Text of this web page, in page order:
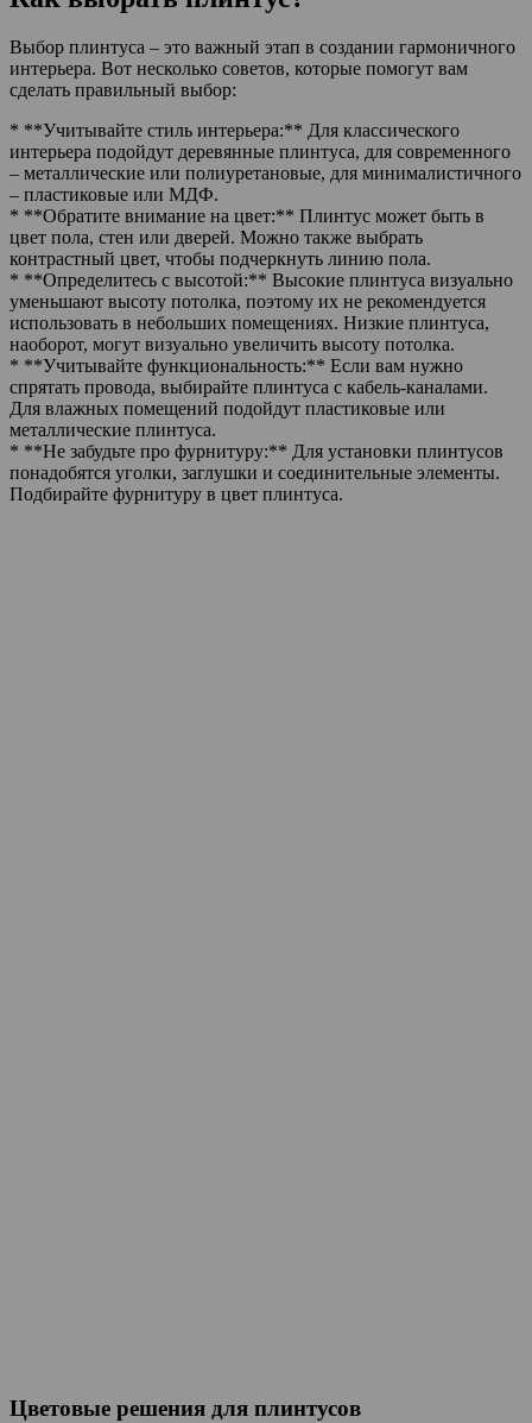
Выбор плинтуса – это важный этап в создании гармоничного
интерьера. Вот несколько советов, которые помогут вам
сделать правильный выбор:
* **Учитывайте стиль интерьера:** Для классического
интерьера подойдут деревянные плинтуса, для современного
– металлические или полиуретановые, для минималистичного
– пластиковые или МДФ.
* **Обратите внимание на цвет:** Плинтус может быть в
цвет пола, стен или дверей. Можно также выбрать
контрастный цвет, чтобы подчеркнуть линию пола.
* **Определитесь с высотой:** Высокие плинтуса визуально
уменьшают высоту потолка, поэтому их не рекомендуется
использовать в небольших помещениях. Низкие плинтуса,
наоборот, могут визуально увеличить высоту потолка.
* **Учитывайте функциональность:** Если вам нужно
спрятать провода, выбирайте плинтуса с кабель-каналами.
Для влажных помещений подойдут пластиковые или
металлические плинтуса.
* **Не забудьте про фурнитуру:** Для установки плинтусов
понадобятся уголки, заглушки и соединительные элементы.
Подбирайте фурнитуру в цвет плинтуса.
Цветовые решения для плинтусов